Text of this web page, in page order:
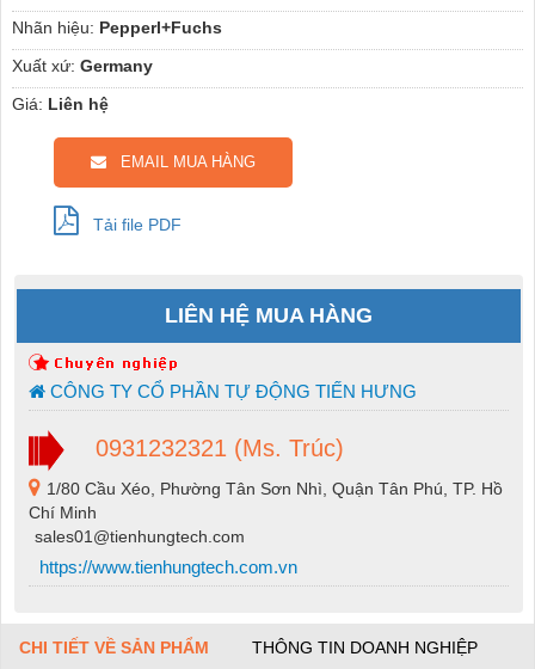
Nhãn hiệu: Pepperl+Fuchs
Xuất xứ: Germany
Giá: Liên hệ
EMAIL MUA HÀNG
Tải file PDF
LIÊN HỆ MUA HÀNG
CÔNG TY CỔ PHẦN TỰ ĐỘNG TIẾN HƯNG
0931232321 (Ms. Trúc)
1/80 Cầu Xéo, Phường Tân Sơn Nhì, Quận Tân Phú, TP. Hồ
Chí Minh
sales01@tienhungtech.com
https://www.tienhungtech.com.vn
CHI TIẾT VỀ SẢN PHẨM THÔNG TIN DOANH NGHIỆP